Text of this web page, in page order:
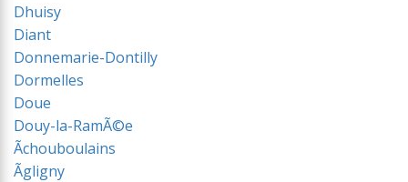
Dhuisy
Diant
Donnemarie-Dontilly
Dormelles
Doue
Douy-la-RamÃ©e
Ãchouboulains
Ãgligny